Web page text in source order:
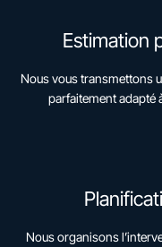
Estimation
Nous vous transmettons
parfaitement adapté
Nous organisons